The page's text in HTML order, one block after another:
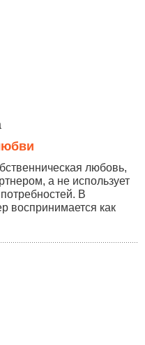
любовь,
а не использует
В
воспринимается как